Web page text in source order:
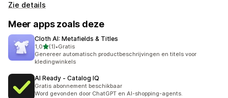
Zie details
Meer apps zoals deze
Cloth AI: Metafields & Titles
1,0van 5 sterren
(1)
1 recensies in totaal
•Gratis
Genereer automatisch productbeschrijvingen en titels voor
kledingwinkels
AI Ready ‑ Catalog IQ
Gratis abonnement beschikbaar
Word gevonden door ChatGPT en AI-shopping-agents.